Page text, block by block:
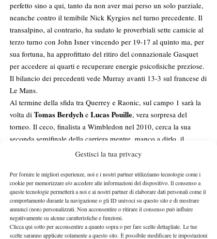
Gestisci la tua privacy
Per fornire le migliori esperienze, noi e i nostri partner utilizziamo tecnologie come i
cookie per memorizzare e/o accedere alle informazioni del dispositivo. Il consenso a
queste tecnologie permetterà a noi e ai nostri partner di elaborare dati personali come il
comportamento durante la navigazione o gli ID univoci su questo sito e di mostrare
annunci (non) personalizzati. Non acconsentire o ritirare il consenso può influire
negativamente su alcune caratteristiche e funzioni.
Clicca qui sotto per acconsentire a quanto sopra o per fare scelte dettagliate. Le tue
scelte saranno applicate solamente a questo sito. È possibile modificare le impostazioni
perfetto sino a qui, tanto da non aver mai perso un solo parziale,
neanche contro il temibile Nick Kyrgios nel turno precedente. Il
transalpino, al contrario, ha sudato le proverbiali sette camicie al
terzo turno con John Isner vincendo per 19-17 al quinto ma, per
sua fortuna, ha approfittato del ritiro del connazionale Gasquet
per accedere ai quarti e recuperare energie psicofisiche preziose.
Il bilancio dei precedenti vede Murray avanti 13-3 sul francese di
Le Mans.
Al termine della sfida tra Querrey e Raonic, sul campo 1 sarà la
volta di Tomas Berdych e Lucas Pouille, vera sorpresa del
torneo. Il ceco, finalista a Wimbledon nel 2010, cerca la sua
seconda semifinale della carriera mentre, manco a dirlo, il
transalpino è al suo miglior risultato di sempre non solo qui a
della testa di serie numero 10 che ha faticato al primo turno
contro Ivan Dodig ma soprattutto negli ottavi di finale nel derby
contro Jiri Vesely. Nel match in questione ha rischiato di buttar
via l’incontro dopo svariati match point nel quarto set sebbene
poi sia riuscito ad aver la meglio del suo amico nonché
compagno di Davis nel quinto e conclusivo parziale. Tormentato